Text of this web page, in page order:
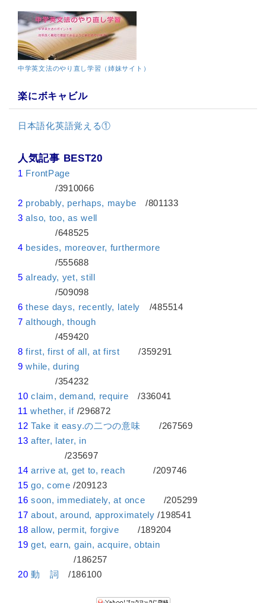
中学英文法のやり直し学習（姉妹サイト）
楽にボキャビル
日本語化英語覚える①
人気記事 BEST20
1 FrontPage
/3910066
2 probably, perhaps, maybe /801133
3 also, too, as well
/648525
4 besides, moreover, furthermore
/555688
5 already, yet, still
/509098
6 these days, recently, lately /485514
7 although, though
/459420
8 first, first of all, at first /359291
9 while, during
/354232
10 claim, demand, require /336041
11 whether, if/296872
12 Take it easy.の二つの意味 /267569
13 after, later, in
/235697
14 arrive at, get to, reach /209746
15 go, come /209123
16 soon, immediately, at once /205299
17 about, around, approximately /198541
18 allow, permit, forgive /189204
19 get, earn, gain, acquire, obtain
/186257
20 動 詞 /186100